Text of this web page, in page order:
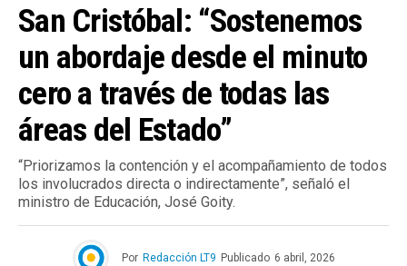
San Cristóbal: “Sostenemos
un abordaje desde el minuto
cero a través de todas las
áreas del Estado”
“Priorizamos la contención y el acompañamiento de todos
los involucrados directa o indirectamente”, señaló el
ministro de Educación, José Goity.
Por Redacción LT9 Publicado 6 abril, 2026